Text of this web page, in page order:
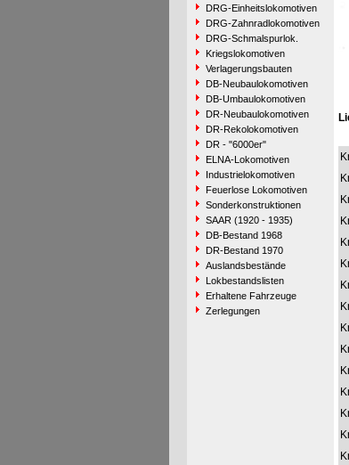
DRG-Einheitslokomotiven
DRG-Zahnradlokomotiven
DRG-Schmalspurlok.
Kriegslokomotiven
Verlagerungsbauten
DB-Neubaulokomotiven
DB-Umbaulokomotiven
DR-Neubaulokomotiven
DR-Rekolokomotiven
DR - "6000er"
ELNA-Lokomotiven
Industrielokomotiven
Feuerlose Lokomotiven
Sonderkonstruktionen
SAAR (1920 - 1935)
DB-Bestand 1968
DR-Bestand 1970
Auslandsbestände
Lokbestandslisten
Erhaltene Fahrzeuge
Zerlegungen